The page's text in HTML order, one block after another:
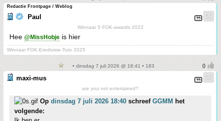
Redactie Frontpage / Weblog
Paul
Winnaar 5 FOK-awards 2022
Hee @MissHobje is hier
Winnaar FOK-Eredivisie-Toto 2025
• dinsdag 7 juli 2026 @ 18:41 • 183
maxi-mus
are you not entertained?
Op dinsdag 7 juli 2026 18:40 schreef GGMM het
volgende: